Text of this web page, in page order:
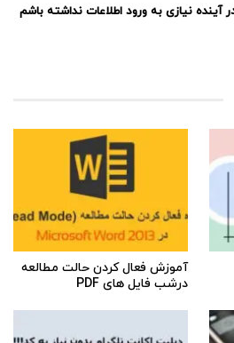
آینده نیازی به ورود اطلاعات نداشته باشم
آموزش فعال کردن حالت مطالعه
درشب فایل های PDF